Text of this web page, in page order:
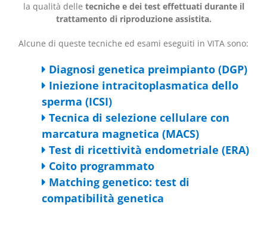
la qualità delle tecniche e dei test effettuati durante il
trattamento di riproduzione assistita.
Alcune di queste tecniche ed esami eseguiti in VITA sono:
Diagnosi genetica preimpianto (DGP)
Iniezione intracitoplasmatica dello
sperma (ICSI)
Tecnica di selezione cellulare con
marcatura magnetica (MACS)
Test di ricettività endometriale (ERA)
Coito programmato
Matching genetico: test di
compatibilità genetica